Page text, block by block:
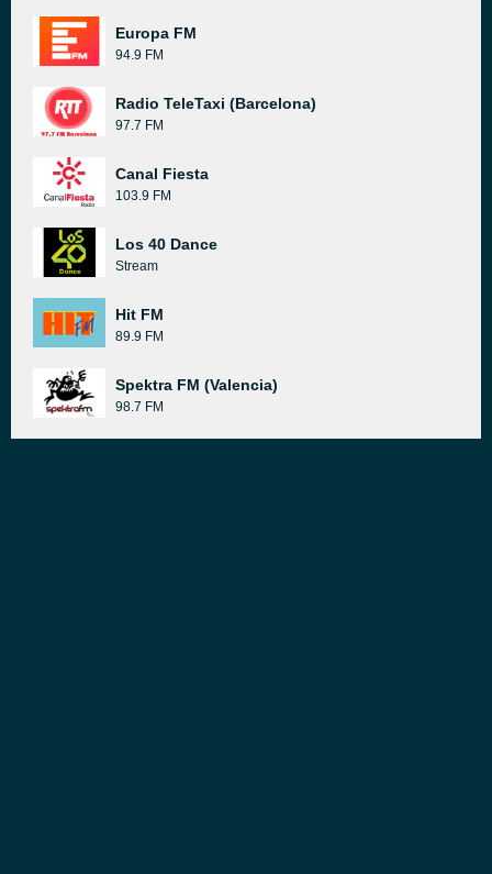
Europa FM
94.9 FM
Radio TeleTaxi (Barcelona)
97.7 FM
Canal Fiesta
103.9 FM
Los 40 Dance
Stream
Hit FM
89.9 FM
Spektra FM (Valencia)
98.7 FM